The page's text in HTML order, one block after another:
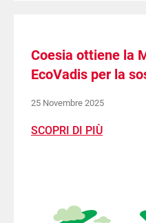
Coesia ottiene la
EcoVadis per la
25 Novembre 2025
SCOPRI DI PIÙ